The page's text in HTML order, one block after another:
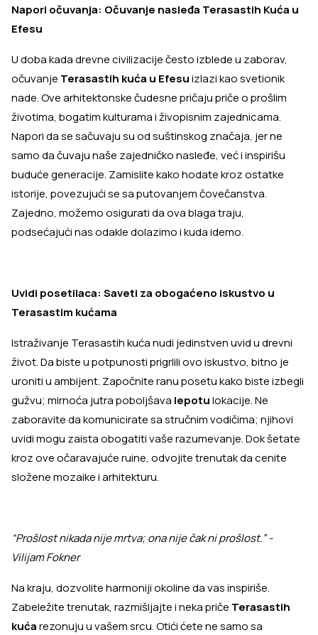
Napori očuvanja: Očuvanje nasleđa Terasastih Kuća u
Efesu
U doba kada drevne civilizacije često izblede u zaborav,
očuvanje Terasastih kuća u Efesuizlazi kao svetionik
nade. Ove arhitektonske čudesne pričaju priče o prošlim
životima, bogatim kulturama i živopisnim zajednicama.
Napori da se sačuvaju su od suštinskog značaja, jer ne
samo da čuvaju naše zajedničko nasleđe, već i inspirišu
buduće generacije. Zamislite kako hodate kroz ostatke
istorije, povezujući se sa putovanjem čovečanstva.
Zajedno, možemo osigurati da ova blaga traju,
podsećajući nas odakle dolazimo i kuda idemo.
Uvidi posetilaca: Saveti za obogaćeno iskustvo u
Terasastim kućama
Istraživanje Terasastih kuća nudi jedinstven uvid u drevni
život. Da biste u potpunosti prigrlili ovo iskustvo, bitno je
uroniti u ambijent. Započnite ranu posetu kako biste izbegli
gužvu; mirnoća jutra poboljšava lepotulokacije. Ne
zaboravite da komunicirate sa stručnim vodičima; njihovi
uvidi mogu zaista obogatiti vaše razumevanje. Dok šetate
kroz ove očaravajuće ruine, odvojite trenutak da cenite
složene mozaike i arhitekturu.
“Prošlost nikada nije mrtva; ona nije čak ni prošlost.” -
Vilijam Fokner
Na kraju, dozvolite harmoniji okoline da vas inspiriše.
Zabeležite trenutak, razmišljajte i neka priče Terasastih
kućarezonuju u vašem srcu. Otići ćete ne samo sa